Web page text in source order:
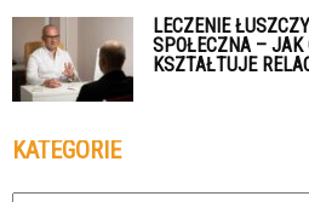
LECZENIE
SPOŁECZNA – JAK
KSZTAŁTUJE
KATEGORIE
Kategorie